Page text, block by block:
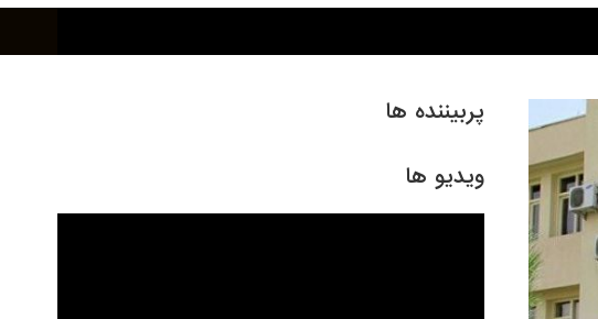
پربیننده ها
ویدیو ها